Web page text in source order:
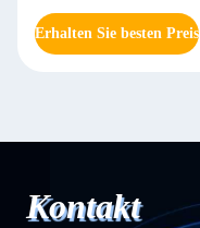
Erhalten Sie besten Preis
Kontakt